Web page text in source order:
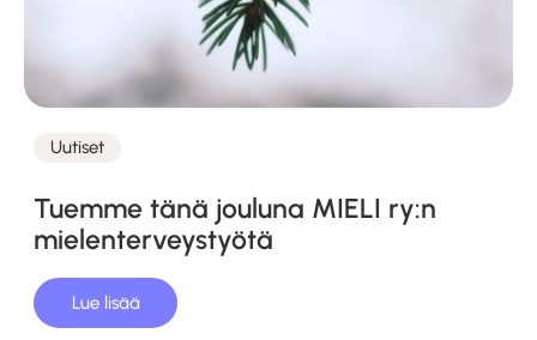
Kategoriat
Uutiset
Tuemme tänä jouluna MIELI ry:n
mielenterveystyötä
Lue lisää